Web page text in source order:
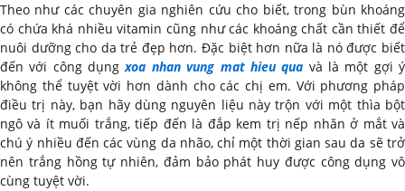
Theo như các chuyên gia nghiên cứu cho biết, trong bùn khoáng
có chứa khá nhiều vitamin cũng như các khoáng chất cần thiết để
nuôi dưỡng cho da trẻ đẹp hơn. Đặc biệt hơn nữa là nó được biết
đến với công dụngxoa nhan vung mat hieu qua và là một gợi ý
không thể tuyệt vời hơn dành cho các chị em. Với phương pháp
điều trị này, bạn hãy dùng nguyên liệu này trộn với một thìa bột
ngô và ít muối trắng, tiếp đến là đắp kem trị nếp nhăn ở mắt và
chú ý nhiều đến các vùng da nhão, chỉ một thời gian sau da sẽ trở
nên trắng hồng tự nhiên, đảm bảo phát huy được công dụng vô
cùng tuyệt vời.